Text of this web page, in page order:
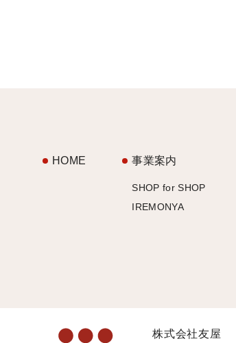
HOME 事業案内
SHOP for SHOP
IREMONYA
株式会社友屋